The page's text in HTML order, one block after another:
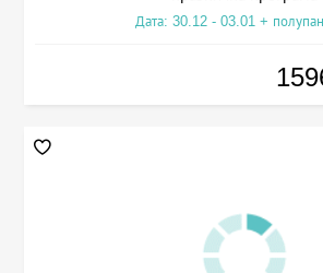
Дата: 30.12 - 03.01 +